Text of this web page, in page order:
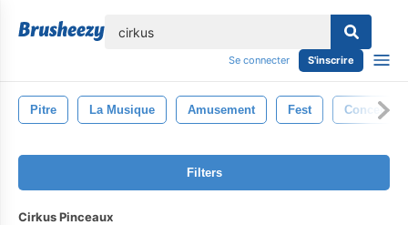
Se connecter S'inscrire
Pitre La Musique Amusement Fest Concert
Filters
Cirkus Pinceaux